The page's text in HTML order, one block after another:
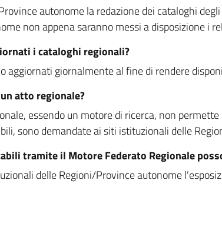
autonome la redazione dei cataloghi
non appena saranno messi a disposizione i
i cataloghi regionali?
aggiornati giornalmente al fine di rendere
atto regionale?
essendo un motore di ricerca, non
sono demandate ai siti istituzionali delle
tramite il Motore Federato Regionale
delle Regioni/Province autonome